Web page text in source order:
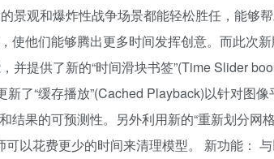
景观和爆炸性战争场景都能轻松胜任，能够
使他们能够腾出更多时间发挥创意。而此次
并提供了新的“时间滑块书签”(Time Slider
了“缓存播放”(Cached Playback)以针对图
结果的可预测性。另外利用新的“重新划分网
以花费更少的时间来清理模型。 新功能：